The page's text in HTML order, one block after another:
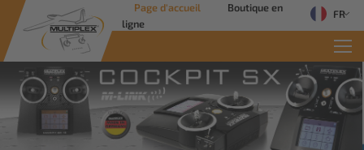
Page d'accueil
Boutique en
ligne
FR